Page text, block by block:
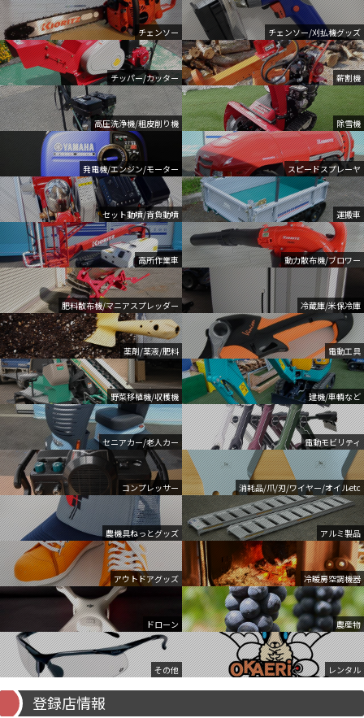
チェンソー チェンソー/刈払機グッズ
チッパー/カッター 薪割機
高圧洗浄機/粗皮削り機 除雪機
発電機/エンジン/モーター スピードスプレーヤ
セット動噴/背負動噴 運搬車
高所作業車 動力散布機/ブロワー
肥料散布機/マニアスプレッダー 冷蔵庫/米保冷庫
薬剤/薬液/肥料 電動工具
野菜移植機/収穫機 建機/車輌など
セニアカー/老人カー 電動モビリティ
コンプレッサー 消耗品/爪/刃/ワイヤー/オイルetc
農機具ねっとグッズ アルミ製品
アウトドアグッズ 冷暖房空調機器
ドローン 農産物
その他 レンタル
登録店情報